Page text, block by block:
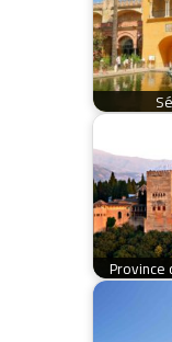
Province